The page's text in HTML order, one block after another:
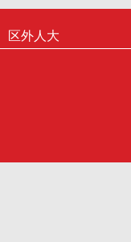
区外人大
中国人大